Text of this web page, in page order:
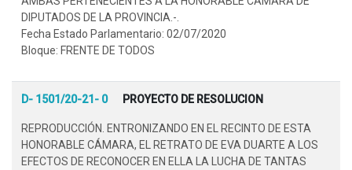
DIPUTADOS DE LA PROVINCIA.-.
Fecha Estado Parlamentario: 02/07/2020
Bloque: FRENTE DE TODOS
D- 1501/20-21- 0 PROYECTO DE RESOLUCION
REPRODUCCIÓN. ENTRONIZANDO EN EL RECINTO DE ESTA
HONORABLE CÁMARA, EL RETRATO DE EVA DUARTE A LOS
EFECTOS DE RECONOCER EN ELLA LA LUCHA DE TANTAS